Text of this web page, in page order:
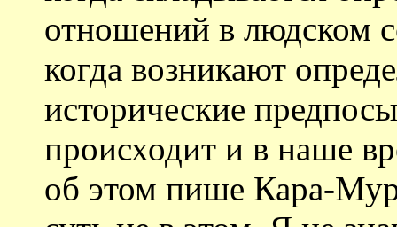
отношений в людском
когда возникают
исторические
происходит и в наше
об этом пише Кара-